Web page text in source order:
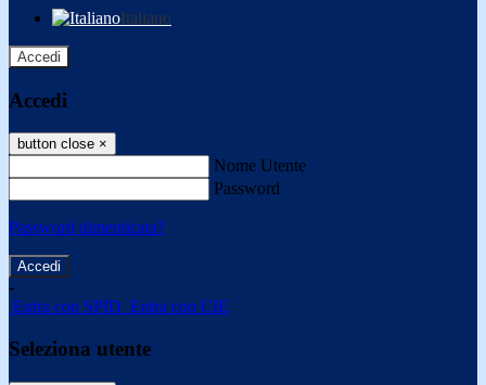
Italiano
Accedi
Accedi
button close ×
Nome Utente
Password
Password dimenticata?
-
Entra con SPID Entra con CIE
Seleziona utente